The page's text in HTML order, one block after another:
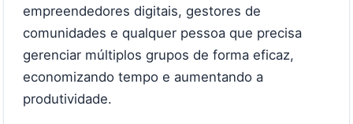
empreendedores digitais, gestores de
comunidades e qualquer pessoa que precisa
gerenciar múltiplos grupos de forma eficaz,
economizando tempo e aumentando a
produtividade.